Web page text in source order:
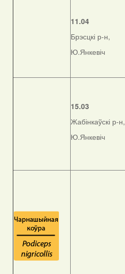
11.04
Брэсцкі р-н,
Ю.Янкевіч
15.03
Жабінкаўскі р-н,
Ю.Янкевіч